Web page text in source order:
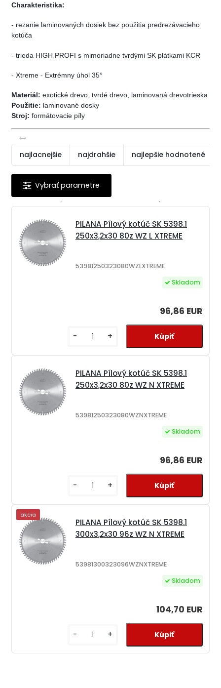
Charakteristika:
- rezanie laminovaných dosiek bez použitia predrezávacieho
kotúča
- trieda HIGH PROFI s mimoriadne tvrdými SK plátkami KCR
- Xtreme - Extrémny úhol 35°
Materiál: exotické drevo, tvrdé drevo, laminovaná drevotrieska
Použitie: laminované dosky
Stroj: formátovacie píly
najlacnejšie najdrahšie najlepšie hodnotené
PILANA Pílový kotúč SK 5398.1
250x3,2x30 80z WZ L XTREME
53981250323080WZLXTREME
96,86 EUR
Skladom
- +
PILANA Pílový kotúč SK 5398.1
250x3,2x30 80z WZ N XTREME
53981250323080WZNXTREME
96,86 EUR
Skladom
- +
PILANA Pílový kotúč SK 5398.1
300x3,2x30 96z WZ N XTREME
53981300323096WZNXTREME
104,70 EUR
Skladom
- +
akcia